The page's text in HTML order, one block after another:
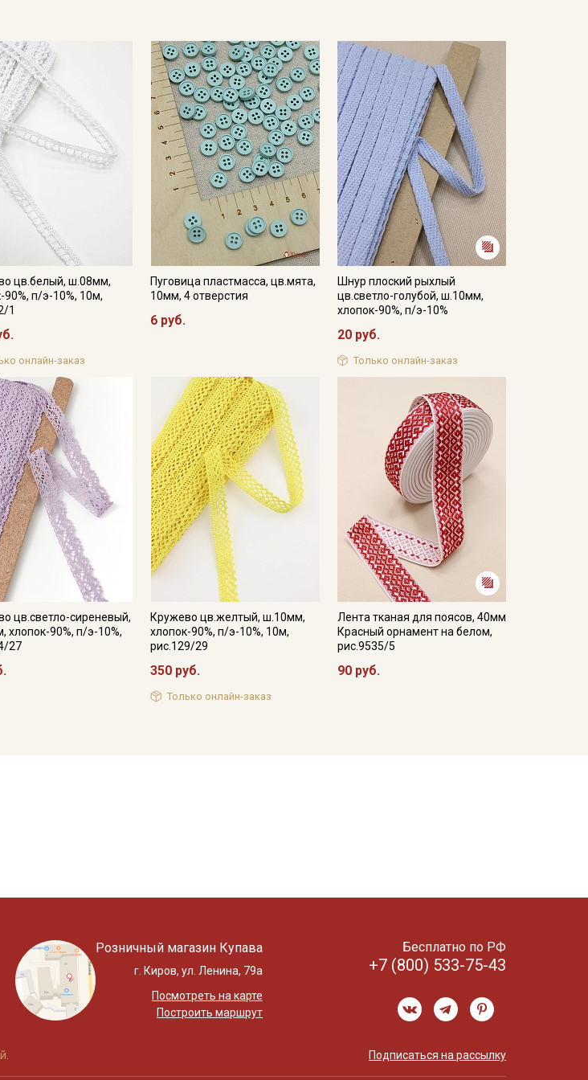
цв.белый, ш.08мм,
90%, п/э-10%, 10м,
1
онлайн-заказ
Пуговица пластмасса, цв.мята,
10мм, 4 отверстия
6 руб.
Шнур плоский рыхлый
цв.светло-голубой, ш.10мм,
хлопок-90%, п/э-10%
20 руб.
Только онлайн-заказ
цв.светло-сиреневый,
хлопок-90%, п/э-10%,
27
Кружево цв.желтый, ш.10мм,
хлопок-90%, п/э-10%, 10м,
рис.129/29
350 руб.
Только онлайн-заказ
Лента тканая для поясов, 40мм
Красный орнамент на белом,
рис.9535/5
90 руб.
Розничный магазин Купава
г. Киров, ул. Ленина, 79а
Посмотреть на карте
Построить маршрут
Бесплатно по РФ
+7 (800) 533-75-43
Подписаться на рассылку
Подписаться
обработки персональных
на обработку персональных
рекламных и